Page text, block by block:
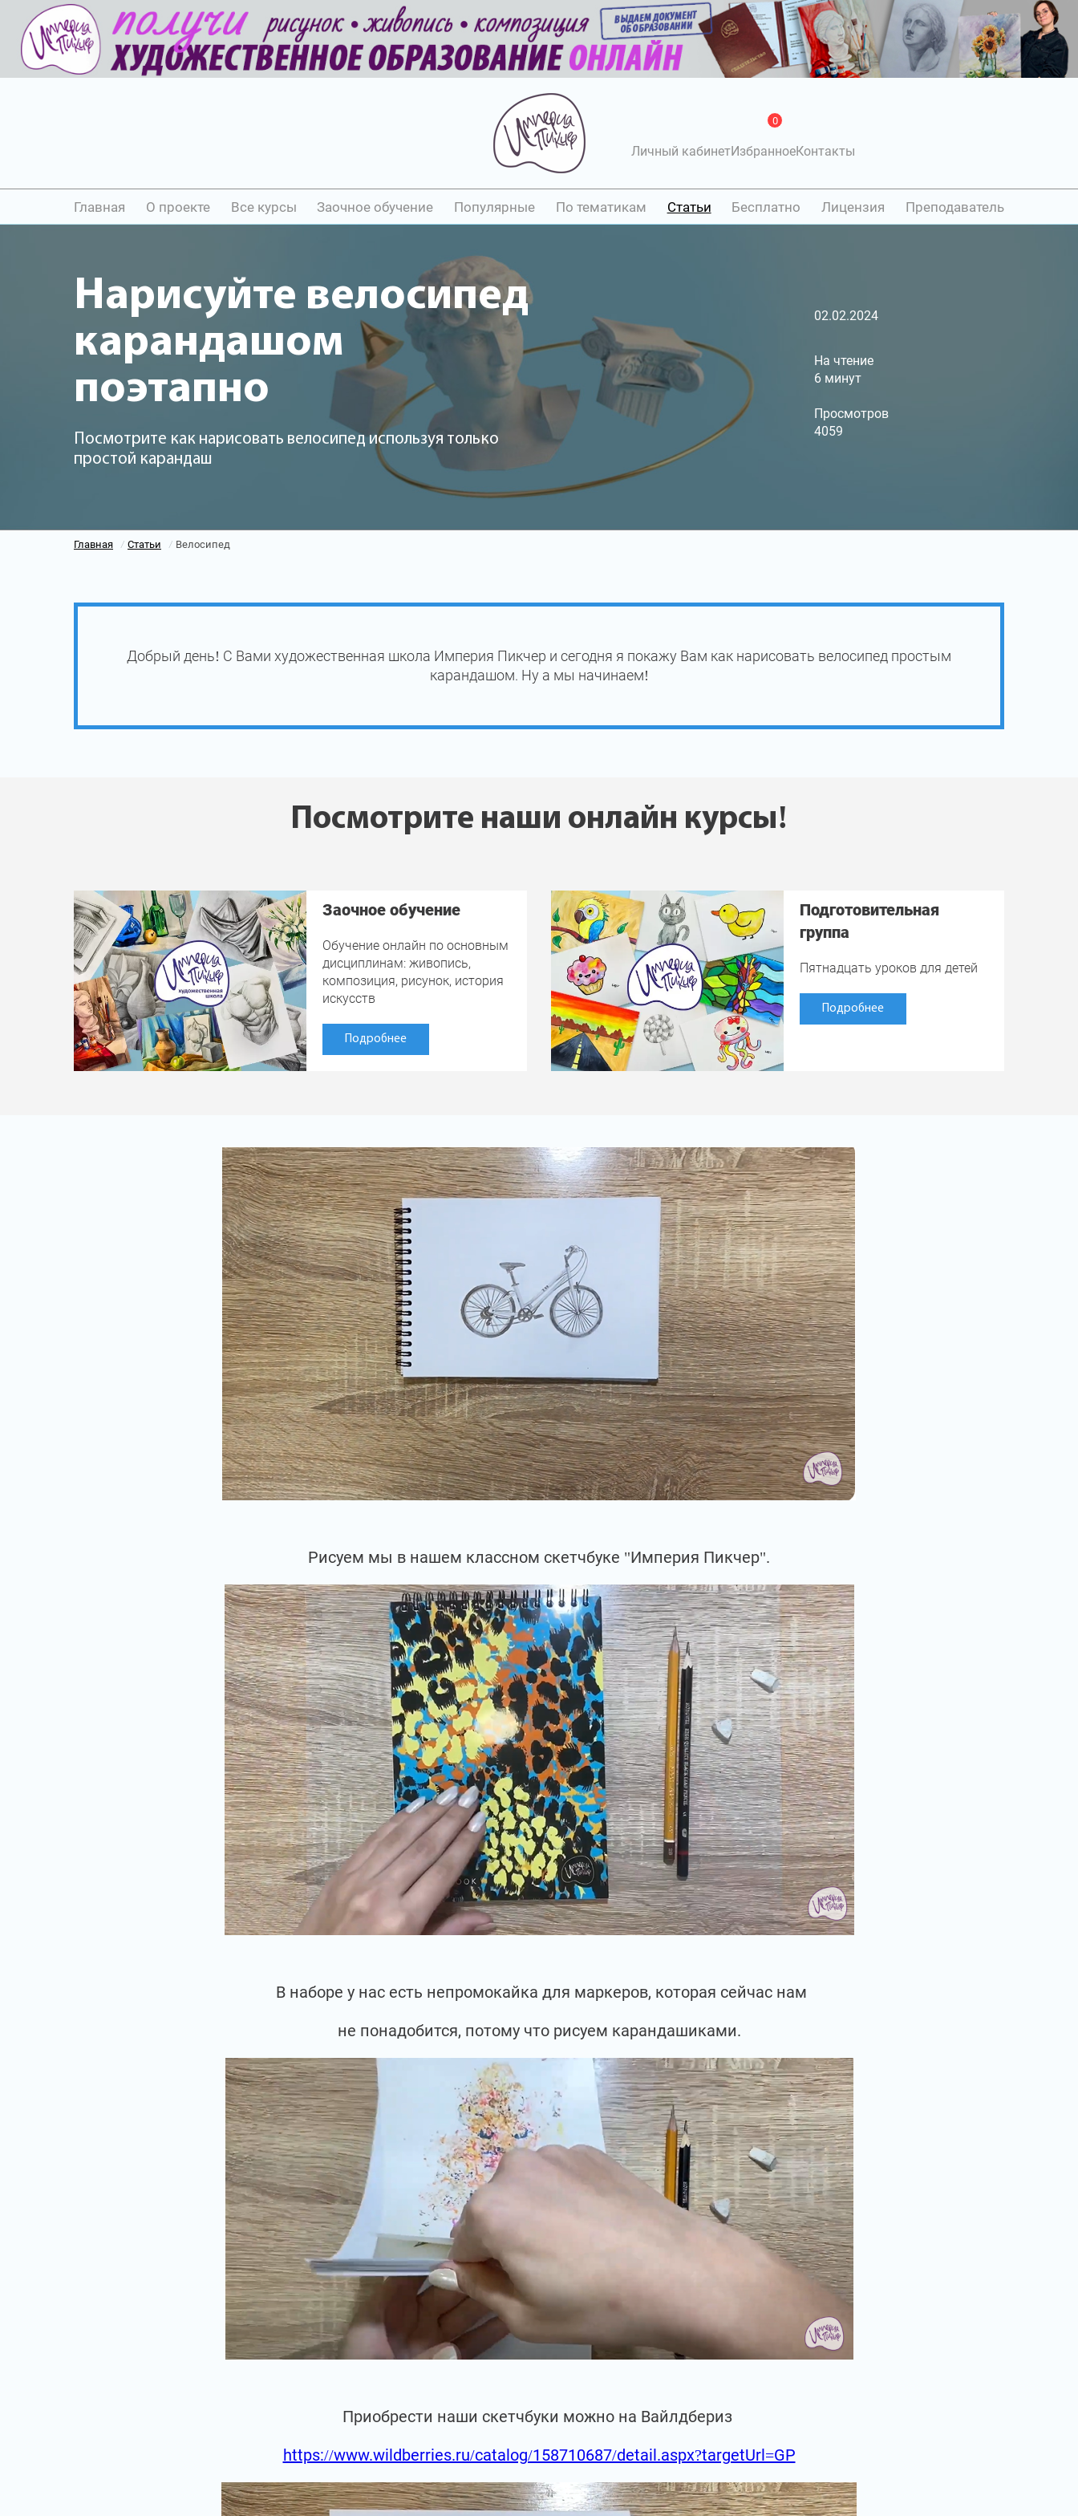
Личный кабинетИзбранное
0
Контакты
Главная О проекте Все курсы Заочное обучение Популярные По тематикам Статьи Бесплатно Лицензия Преподаватель
Нарисуйте велосипед
карандашом
поэтапно
Посмотрите как нарисовать велосипед используя только
простой карандаш
02.02.2024
На чтение
6 минут
Просмотров
4059
Главная / Статьи / Велосипед
Добрый день! С Вами художественная школа Империя Пикчер и сегодня я покажу Вам как нарисовать велосипед простым
карандашом. Ну а мы начинаем!
Посмотрите наши онлайн курсы!
Заочное обучение
Обучение онлайн по основным
дисциплинам: живопись,
композиция, рисунок, история
искусств
Подробнее
Подготовительная
группа
Пятнадцать уроков для детей
Подробнее
Рисуем мы в нашем классном скетчбуке "Империя Пикчер".
В наборе у нас есть непромокайка для маркеров, которая сейчас нам
не понадобится, потому что рисуем карандашиками.
Приобрести наши скетчбуки можно на Вайлдбериз
https://www.wildberries.ru/catalog/158710687/detail.aspx?targetUrl=GP